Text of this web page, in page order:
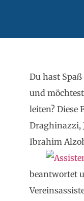
Du hast
und
leiten? Diese
Draghinazzi,
Ibrahim
beantwortet